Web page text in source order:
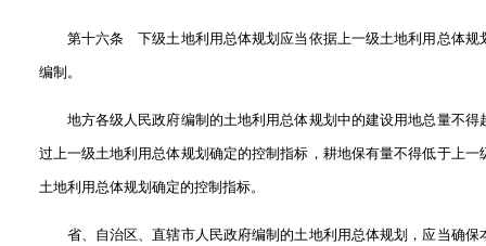
第十六条 下级土地利用总体规划应当依据上一级土地利用总体规
编制。
地方各级人民政府编制的土地利用总体规划中的建设用地总量不得
过上一级土地利用总体规划确定的控制指标，耕地保有量不得低于上一
土地利用总体规划确定的控制指标。
省、自治区、直辖市人民政府编制的土地利用总体规划，应当确保